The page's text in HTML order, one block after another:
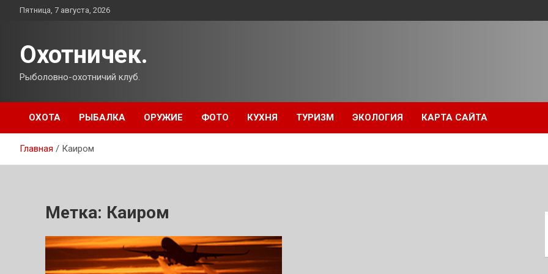
ПерейтиПятница, 7 августа, 2026
Охотничек.
Рыболовно-охотничий клуб.
ОХОТА РЫБАЛКА ОРУЖИЕ ФОТО КУХНЯ ТУРИЗМ ЭКОЛОГИЯ КАРТА САЙТА
Главная Каиром
Метка: Каиром